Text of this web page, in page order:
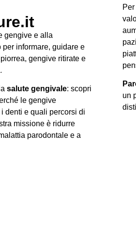
gengive e alla
informare, guidare e
gengive ritirate e
salute gengivale: scopri
le gengive
denti e quali percorsi di
missione è ridurre
parodontale e a
un